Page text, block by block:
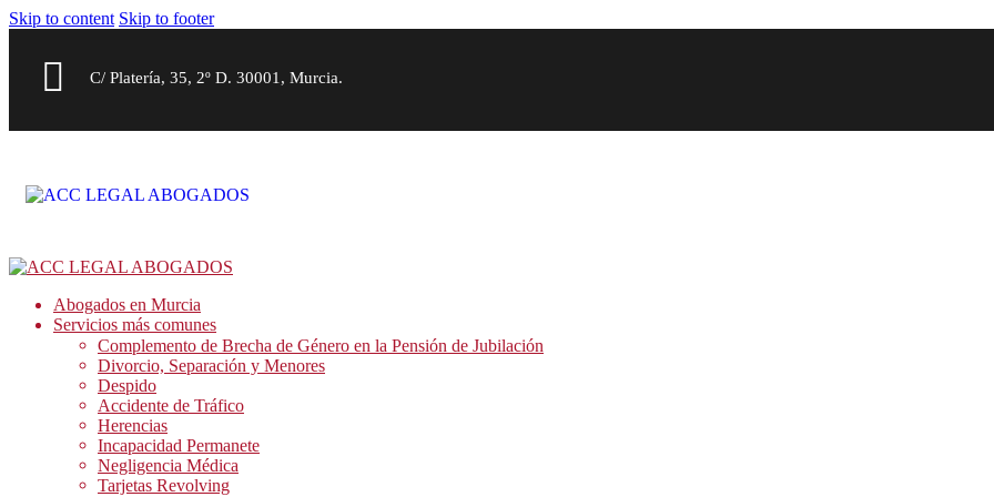
Skip to content Skip to footer
C/ Platería, 35, 2º D. 30001, Murcia.
Abogados en Murcia
Servicios más comunes
Complemento de Brecha de Género en la Pensión de Jubilación
Divorcio, Separación y Menores
Despido
Accidente de Tráfico
Herencias
Incapacidad Permanete
Negligencia Médica
Tarjetas Revolving